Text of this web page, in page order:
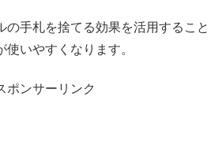
の手札を捨てる効果を活用すること
いやすくなります。
ポンサーリンク